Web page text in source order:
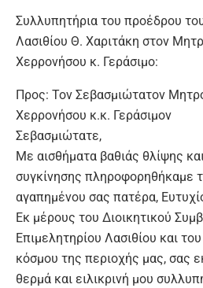
Συλλυπητήρια του προέδρου
Λασιθίου Θ. Χαριτάκη στον
Χερρονήσου κ. Γεράσιμο:
Προς: Τον Σεβασμιώτατον
Χερρονήσου κ.κ. Γεράσιμον
Σεβασμιώτατε,
Με αισθήματα βαθιάς θλίψης
συγκίνησης πληροφορηθήκαμε
αγαπημένου σας πατέρα,
Εκ μέρους του Διοικητικού
Επιμελητηρίου Λασιθίου και
κόσμου της περιοχής μας, σας
θερμά και ειλικρινή μου